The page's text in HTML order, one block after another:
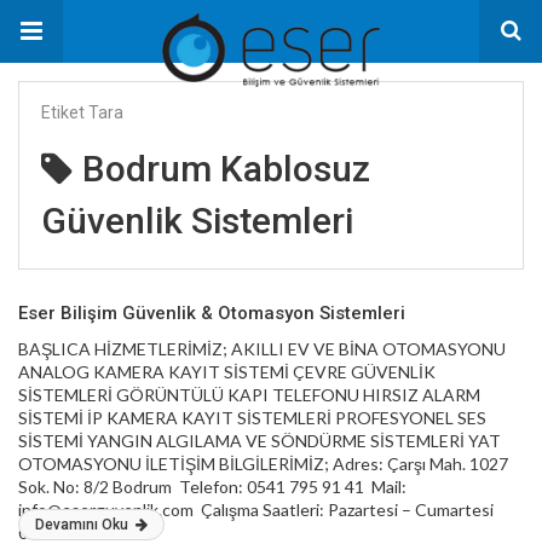
Etiket Tara
Bodrum Kablosuz
Güvenlik Sistemleri
Eser Bilişim Güvenlik & Otomasyon Sistemleri
BAŞLICA HİZMETLERİMİZ; AKILLI EV VE BİNA OTOMASYONU
ANALOG KAMERA KAYIT SİSTEMİ ÇEVRE GÜVENLİK
SİSTEMLERİ GÖRÜNTÜLÜ KAPI TELEFONU HIRSIZ ALARM
SİSTEMİ İP KAMERA KAYIT SİSTEMLERİ PROFESYONEL SES
SİSTEMİ YANGIN ALGILAMA VE SÖNDÜRME SİSTEMLERİ YAT
OTOMASYONU İLETİŞİM BİLGİLERİMİZ; Adres: Çarşı Mah. 1027
Sok. No: 8/2 Bodrum Telefon: 0541 795 91 41 Mail:
info@eserguvenlik.com Çalışma Saatleri: Pazartesi – Cumartesi
09:00 – 18:00
Devamını Oku